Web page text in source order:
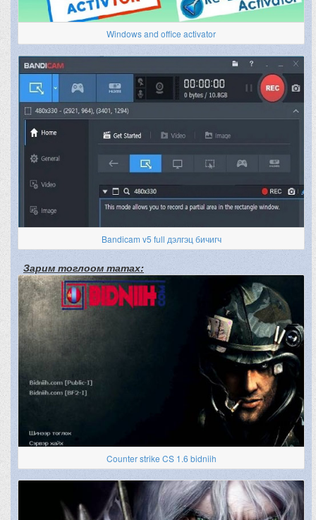
Windows and office activator
Bandicam v5 full дэлгэц бичигч
Зарим тоглоом татах:
Counter strike CS 1.6 bidniih